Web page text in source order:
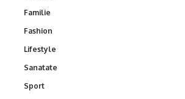
Familie
Fashion
Lifestyle
Sanatate
Sport